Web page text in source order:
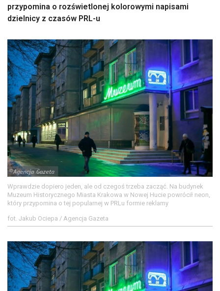
przypomina o rozświetlonej kolorowymi napisami
dzielnicy z czasów PRL-u
Wprawdzie dopiero jeden, ale od czegoś trzeba zacząć. Na budynek
Muzeum Historycznego Miasta Krakowa w Nowej Hucie powrócił neon,
który przypomina o tej popularnej w PRLu formie reklamy
fot. Jakub Ociepa / Agencja Gazeta